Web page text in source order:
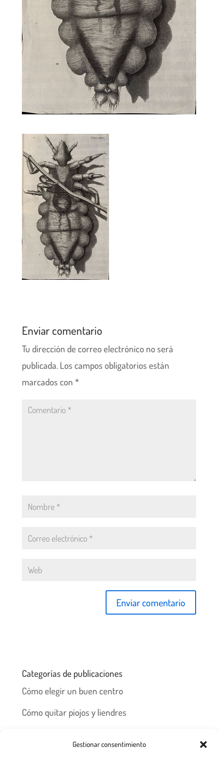
Gestionar consentimiento
Enviar comentario
Tu dirección de correo electrónico no será
publicada. Los campos obligatorios están
marcados con *
Categorías de publicaciones
Cómo elegir un buen centro
Cómo quitar piojos y liendres